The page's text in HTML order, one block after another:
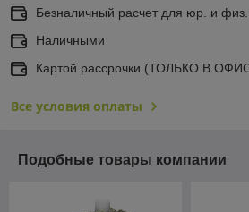
Безналичный расчет для юр. и
Наличными
Картой рассрочки (ТОЛЬКО В
Все условия оплаты
Подобные товары компании